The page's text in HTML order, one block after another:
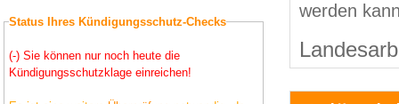
Status Ihres Kündigungsschutz-Checks
(-) Sie können nur noch heute die
Kündigungsschutzklage einreichen!
werden